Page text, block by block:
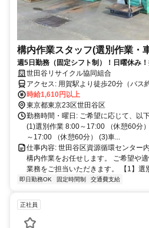
構内作業スタッフ(選別作業・
週5日勤務（固定シフト制）！日曜休み
業！世田谷区からの公共事業のため安定
世田谷リサイクル協同組合
アクセス: 用賀駅より徒歩20分（バス約10分） ＜バス利用＞ ・用賀
駅より「ひまわり荘」下車 徒歩4分 ・
車 徒歩3分 ＜主要駅からのアクセス例＞ ・二子玉川駅→用賀駅（約2
分） ・渋谷駅→用賀駅（約12分） ・
・溝の口駅→用賀駅（約10分）
時給1,610円以上
東京都東京23区世田谷区
勤務時間・曜日: ご希望に応じて、以
(1)選別作業 8:00～17:00 （休憩60分
～17:00 （休憩60分） (3)車...
仕事内容: 世田谷区資源循環センター
構内作業をお任せします。 ご希望や
業務をご担当いただきます。 【1】選
即日勤務OK 固定時間制 交通費支給
正社員